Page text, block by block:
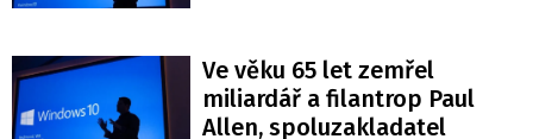
Ve věku 65 let zemřel
miliardář a filantrop Paul
Allen, spoluzakladatel